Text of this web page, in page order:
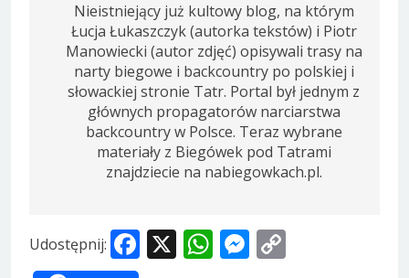
Nieistniejący już kultowy blog, na którym
Łucja Łukaszczyk (autorka tekstów) i Piotr
Manowiecki (autor zdjęć) opisywali trasy na
narty biegowe i backcountry po polskiej i
słowackiej stronie Tatr. Portal był jednym z
głównych propagatorów narciarstwa
backcountry w Polsce. Teraz wybrane
materiały z Biegówek pod Tatrami
znajdziecie na nabiegowkach.pl.
Udostępnij: Facebook
X WhatsApp
Messenger